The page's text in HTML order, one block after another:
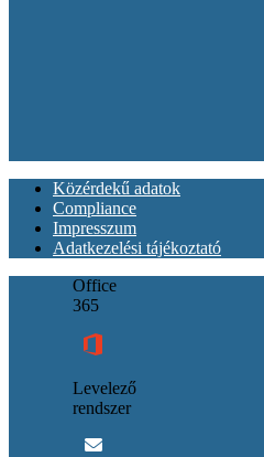
Közérdekű adatok
Compliance
Impresszum
Adatkezelési tájékoztató
Office
365
Levelező
rendszer